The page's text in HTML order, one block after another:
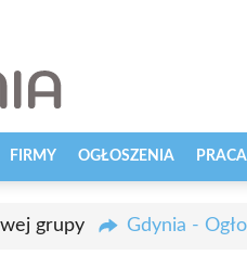
FIRMY OGŁOSZENIA PRACA
grupy Gdynia -